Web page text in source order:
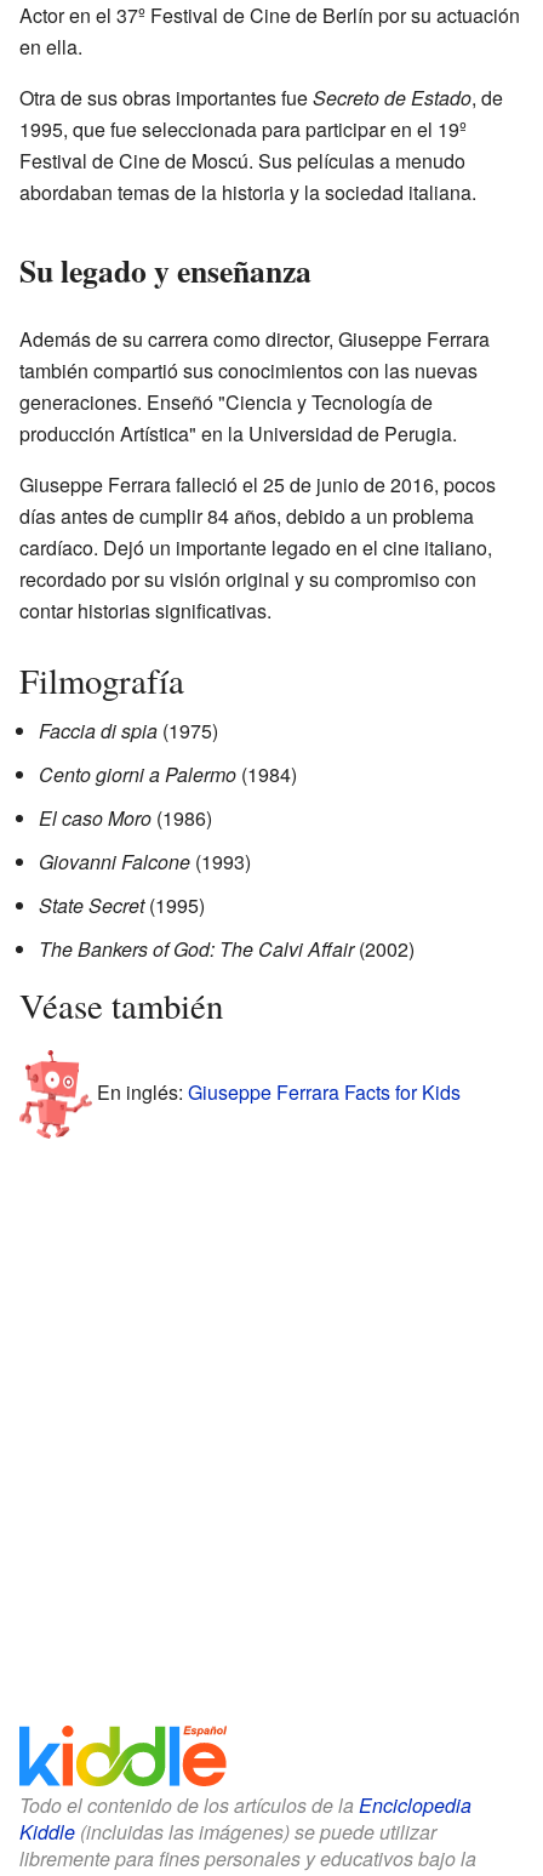
Actor en el 37º Festival de Cine de Berlín por su actuación
en ella.
Otra de sus obras importantes fueSecreto de Estado, de
1995, que fue seleccionada para participar en el 19º
Festival de Cine de Moscú. Sus películas a menudo
abordaban temas de la historia y la sociedad italiana.
Su legado y enseñanza
Además de su carrera como director, Giuseppe Ferrara
también compartió sus conocimientos con las nuevas
generaciones. Enseñó "Ciencia y Tecnología de
producción Artística" en la Universidad de Perugia.
Giuseppe Ferrara falleció el 25 de junio de 2016, pocos
días antes de cumplir 84 años, debido a un problema
cardíaco. Dejó un importante legado en el cine italiano,
recordado por su visión original y su compromiso con
contar historias significativas.
Filmografía
Faccia di spia (1975)
Cento giorni a Palermo (1984)
El caso Moro (1986)
Giovanni Falcone (1993)
State Secret(1995)
The Bankers of God: The Calvi Affair(2002)
Véase también
En inglés: Giuseppe Ferrara Facts for Kids
Todo el contenido de los artículos de la Enciclopedia
Kiddle (incluidas las imágenes) se puede utilizar
libremente para fines personales y educativos bajo la